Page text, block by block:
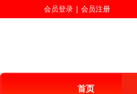
会员登录 会员注册
首页